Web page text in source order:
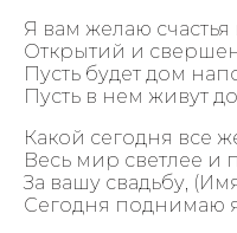
Я вам желаю счастья
Открытий и
Пусть будет дом
Пусть в нем живут
Какой сегодня все
Весь мир светлее и
За вашу свадьбу,
Сегодня поднимаю